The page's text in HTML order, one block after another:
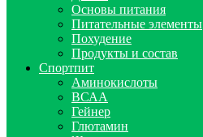
Основы питания
Питательные элементы
Похудение
Продукты и состав
Спортпит
Аминокислоты
ВСАА
Гейнер
Глютамин